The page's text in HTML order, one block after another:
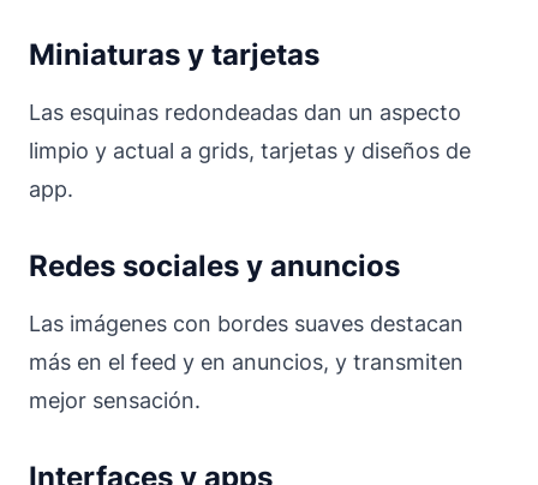
Miniaturas y tarjetas
Las esquinas redondeadas dan un aspecto
limpio y actual a grids, tarjetas y diseños de
app.
Redes sociales y anuncios
Las imágenes con bordes suaves destacan
más en el feed y en anuncios, y transmiten
mejor sensación.
Interfaces y apps